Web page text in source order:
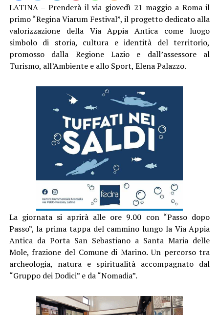
LATINA – Prenderà il via giovedì 21 maggio a Roma il
primo “Regina Viarum Festival”, il progetto dedicato alla
valorizzazione della Via Appia Antica come luogo
simbolo di storia, cultura e identità del territorio,
promosso dalla Regione Lazio e dall’assessore al
Turismo, all’Ambiente e allo Sport, Elena Palazzo.
La giornata si aprirà alle ore 9.00 con “Passo dopo
Passo”, la prima tappa del cammino lungo la Via Appia
Antica da Porta San Sebastiano a Santa Maria delle
Mole, frazione del Comune di Marino. Un percorso tra
archeologia, natura e spiritualità accompagnato dal
“Gruppo dei Dodici” e da “Nomadia”.